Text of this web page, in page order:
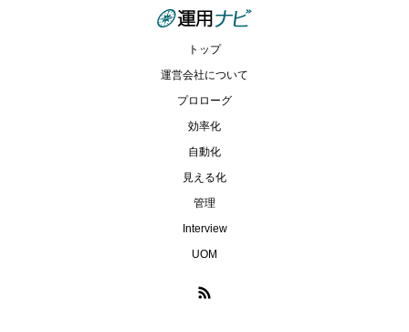
トップ
運営会社について
プロローグ
効率化
自動化
見える化
管理
Interview
UOM